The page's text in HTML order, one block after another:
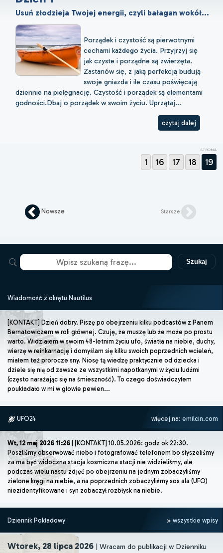
Usuń złodzieja Twojej energii, czyli bałagan wokół...
Porządek i czystość są pierwotnymi
cechami każdego życia. Przyjrzyj się
jak czyste i porządne są zwierzęta.
Zastanów się, z jaką perfekcją budują
swoje gniazda i ile czasu poświęcają
dziennie na pielęgnację. Czystość i porządek są elementami
godności.Dbaj o porządek w swoim życiu. Uprzątaj...
czytaj dalej
STRONA
1 16 17 18 19
Nowsze Starsze
Szukaj
Wiadomość z okrętu Nautilus
[KONTAKT] Dzień dobry. Piszę po obejrzeniu kilku podcastów z Panem
Bernatowiczem w roli głównej. Czuję, że muszę lub że może po prostu
warto. Widziałem w swoim 48-letnim życiu ufo, światła na niebie, duchy,
wierzę w reinkarnację i domyślam się kilku swoich poprzednich wcieleń,
miałem też prorocze sny. Niosę tą wiedzę praktycznie od dziecka i
dziele się nią od zawsze ze wszystkimi napotkanymi w życiu ludźmi
(często narażając się na śmieszność). To czego doświadczyłem
poukładało w mi w głowie pewien...
UFO24 więcej na: emilcin.com
Wt, 12 maj 2026 11:26 | [KONTAKT] 10.05.2026: godz ok 22:30.
Poszliśmy obserwować niebo i fotografować telefonem bo słyszeliśmy
za ma być widoczna stacja kosmiczna stacji nie widzieliśmy, ale
podczas wielu nastu zdjęć po obejrzeniu na jednym zobaczyliśmy
zielone kręgi na niebie, a na poprzednich zobaczyliśmy sos ala (UFO)
niezidentyfikowane i syn zobaczył rozbłysk na niebie.
Dziennik Pokładowy wszystkie wpisy
Wtorek, 28 lipca 2026 | Wracam do publikacji w Dzienniku